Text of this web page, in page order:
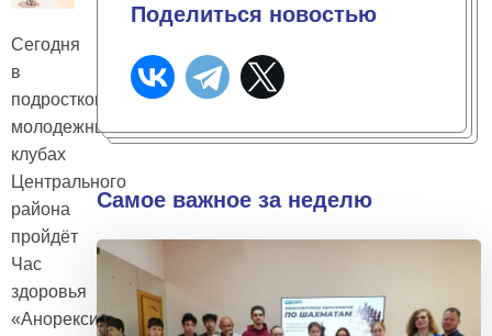
Сегодня
в
подростково-
молодежных
клубах
Центрального
района
пройдёт
Час
здоровья
«Анорексия
Поделиться новостью
Самое важное за неделю